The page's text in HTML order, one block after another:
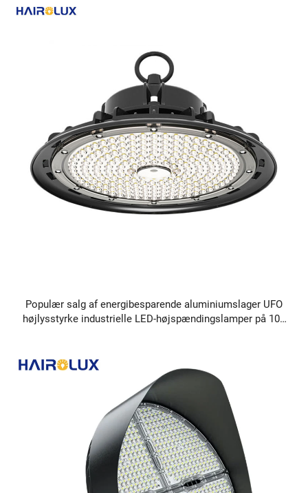
Populær salg af energibesparende aluminiumslager UFO
højlysstyrke industrielle LED-højspændingslamper på 100